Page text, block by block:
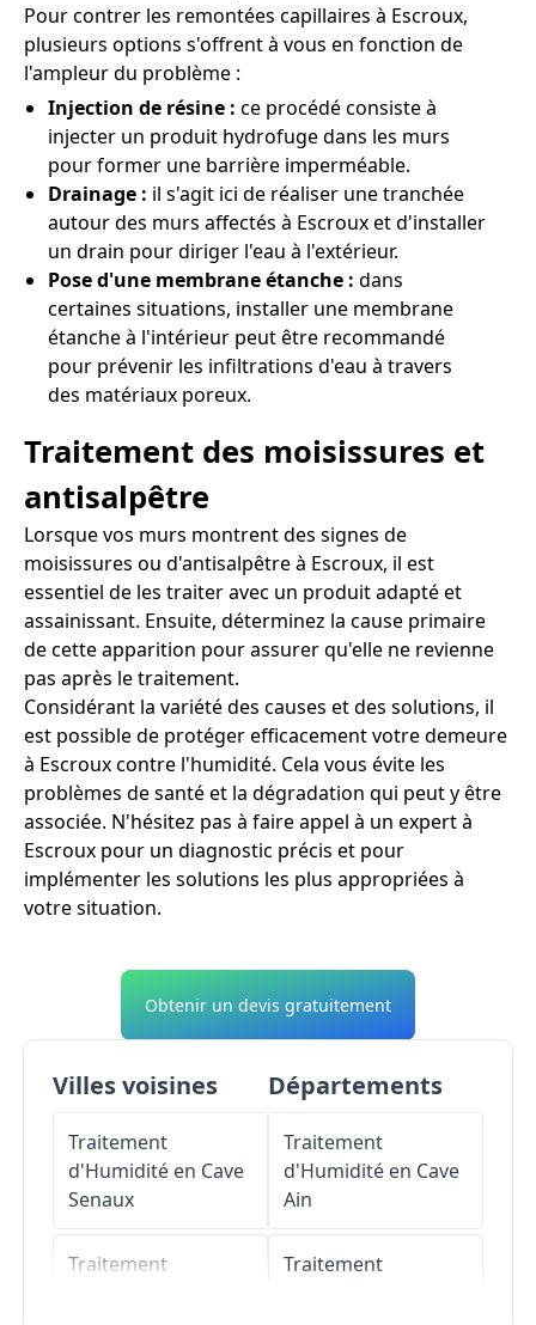
Pour contrer les remontées capillaires à Escroux,
plusieurs options s'offrent à vous en fonction de
l'ampleur du problème :
Injection de résine : ce procédé consiste à
injecter un produit hydrofuge dans les murs
pour former une barrière imperméable.
Drainage : il s'agit ici de réaliser une tranchée
autour des murs affectés à Escroux et d'installer
un drain pour diriger l'eau à l'extérieur.
Pose d'une membrane étanche : dans
certaines situations, installer une membrane
étanche à l'intérieur peut être recommandé
pour prévenir les infiltrations d'eau à travers
des matériaux poreux.
Traitement des moisissures et
antisalpêtre
Lorsque vos murs montrent des signes de
moisissures ou d'antisalpêtre à Escroux, il est
essentiel de les traiter avec un produit adapté et
assainissant. Ensuite, déterminez la cause primaire
de cette apparition pour assurer qu'elle ne revienne
pas après le traitement.
Considérant la variété des causes et des solutions, il
est possible de protéger efficacement votre demeure
à Escroux contre l'humidité. Cela vous évite les
problèmes de santé et la dégradation qui peut y être
associée. N'hésitez pas à faire appel à un expert à
Escroux pour un diagnostic précis et pour
implémenter les solutions les plus appropriées à
votre situation.
Obtenir un devis gratuitement
Villes voisines
Traitement
d'Humidité en Cave
Senaux
Traitement
Départements
Traitement
d'Humidité en Cave
Ain
Traitement